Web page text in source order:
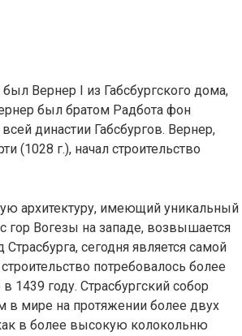
Вернер I из Габсбургского дома,
был братом Радбота фон
династии Габсбургов. Вернер,
(1028 г.), начал строительство
архитектуру, имеющий уникальный
гор Вогезы на западе, возвышается
сегодня является самой
потребовалось более
1439 году. Страсбургский собор
мире на протяжении более двух
как в более высокую колокольню